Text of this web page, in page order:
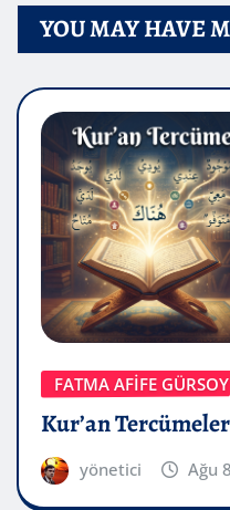
YOU MAY HAVE
FATMA AFİFE GÜRSOY
Kur’an
yönetici Ağu